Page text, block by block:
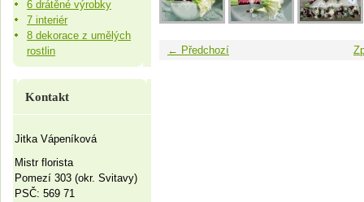
← Předchozí
6 drátěné výrobky
7 interiér
8 dekorace z umělých
rostlin
Kontakt
Jitka Vápeníková
Mistr florista
Pomezí 303 (okr. Svitavy)
PSČ: 569 71